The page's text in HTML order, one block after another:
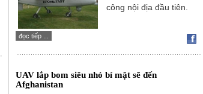
công nội địa đầu tiên.
đọc tiếp ...
UAV lắp bom siêu nhỏ bí mật sẽ đến
Afghanistan